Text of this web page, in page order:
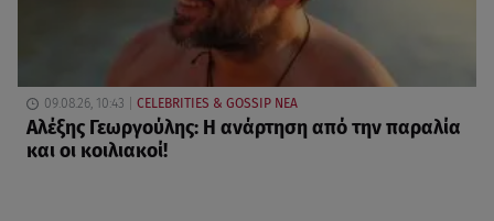
09.08.26, 10:43 CELEBRITIES & GOSSIP ΝΕΑ
Αλέξης Γεωργούλης: Η ανάρτηση από την παραλία
και οι κοιλιακοί!